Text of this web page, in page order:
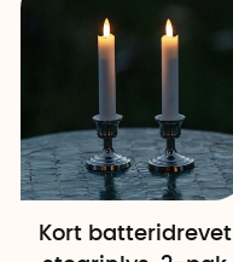
Kort batteridrevet